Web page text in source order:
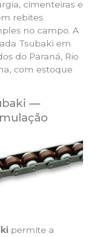
cimenteiras e
rebites
no campo. A
Tsubaki em
do Paraná, Rio
com estoque
—
permite a